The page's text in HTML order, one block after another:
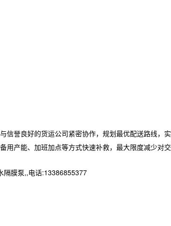
信誉良好的货运公司紧密协作，规划最优配送路线，实
用产能、加班加点等方式快速补救，最大限度减少对交
隔膜泵,,电话:13386855377